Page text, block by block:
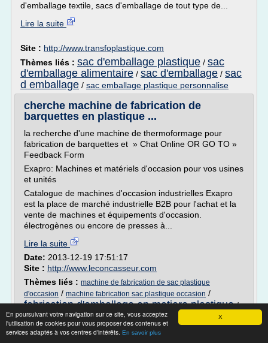
X
En poursuivant votre navigation sur ce site, vous acceptez
l'utilisation de cookies pour vous proposer des contenus et
services adaptés à vos centres d'intérêts. En savoir plus
d'emballage textile, sacs d'emballage de tout type de...
Lire la suite
Site : http://www.transfoplastique.com
Thèmes liés : sac d'emballage plastique / sac
d'emballage alimentaire / sac d'emballage / sac
d emballage / sac emballage plastique personnalise
cherche machine de fabrication de
barquettes en plastique ...
la recherche d'une machine de thermoformage pour
fabrication de barquettes et » Chat Online OR GO TO »
Feedback Form
Exapro: Machines et matériels d'occasion pour vos usines
et unités
Catalogue de machines d'occasion industrielles Exapro
est la place de marché industrielle B2B pour l'achat et la
vente de machines et équipements d'occasion.
électrogènes ou encore de presses à...
Lire la suite
Date: 2013-12-19 17:51:17
Site : http://www.leconcasseur.com
Thèmes liés : machine de fabrication de sac plastique
d'occasion / machine fabrication sac plastique occasion /
fabrication d'emballage en matiere plastique/
fabrication d emballage en matiere plastique
machine fabrication emballage plastique